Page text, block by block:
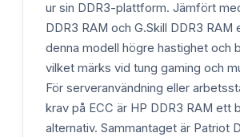
ur sin DDR3-plattform. Jämfört
DDR3 RAM och G.Skill DDR3 RAM
denna modell högre hastighet och
vilket märks vid tung gaming och
För serveranvändning eller
krav på ECC är HP DDR3 RAM ett
alternativ. Sammantaget är Patriot